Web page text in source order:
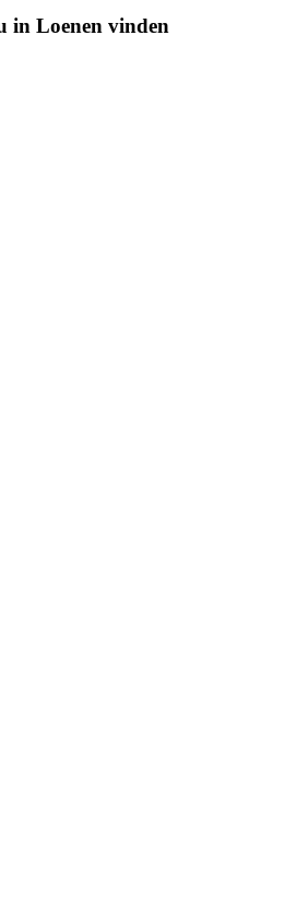
in Loenen vinden